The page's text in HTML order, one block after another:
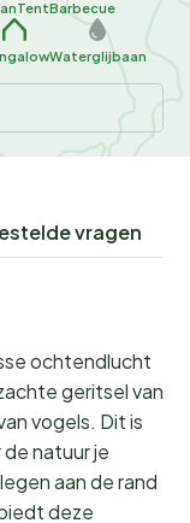
TentBarbecue
Waterglijbaan
vragen
ochtendlucht
geritsel van
vogels. Dit is
natuur je
aan de rand
deze